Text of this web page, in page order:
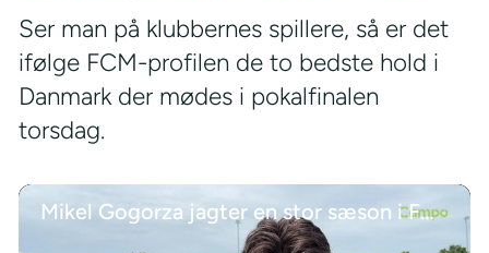
Ser man på klubbernes spillere, så er det
ifølge FCM-profilen de to bedste hold i
Danmark der mødes i pokalfinalen
torsdag.
Mikel Gogorza jagter en stor sæson i FCM